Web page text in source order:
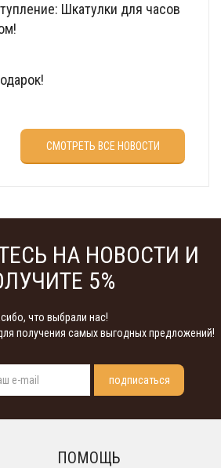
Шкатулки для часов
23 февраля?
СМОТРЕТЬ ВСЕ НОВОСТИ
НА НОВОСТИ И
5%
что выбрали нас!
получения самых выгодных предложений!
подписаться
ПОМОЩЬ